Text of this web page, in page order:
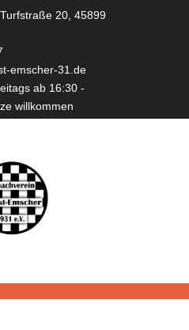
20, 45899
emscher-31.de
ab 16:30 -
willkommen